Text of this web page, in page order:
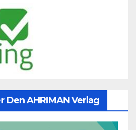
Den AHRIMAN Verlag